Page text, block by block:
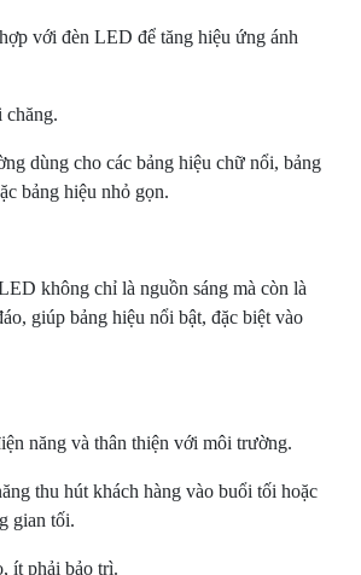
với đèn LED để tăng hiệu ứng ánh
chăng.
dùng cho các bảng hiệu chữ nổi, bảng
bảng hiệu nhỏ gọn.
không chỉ là nguồn sáng mà còn là
giúp bảng hiệu nổi bật, đặc biệt vào
năng và thân thiện với môi trường.
thu hút khách hàng vào buổi tối hoặc
gian tối.
ít phải bảo trì.